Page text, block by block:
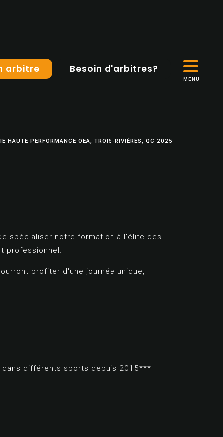
arbitre Besoin d'arbitres?
MENU
HAUTE PERFORMANCE OEA, TROIS-RIVIÈRES, QC 2025
spécialiser notre formation à l'élite des
professionnel.
profiter d'une journée unique,
différents sports depuis 2015***